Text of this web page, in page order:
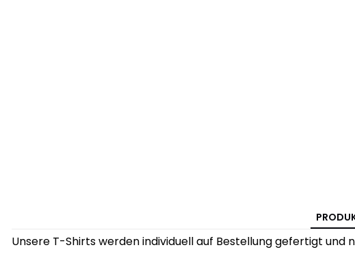
Unsere T-Shirts werden individuell auf Bestellung gefertigt